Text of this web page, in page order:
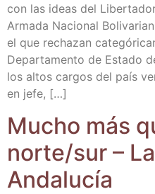
con las ideas del
Arma­da Nacio­nal
el que recha­zan
Depar­ta­men­to de Esta­do
los altos car­gos del país
en jefe, […]
Mucho más
norte/​sur –
Andalucía